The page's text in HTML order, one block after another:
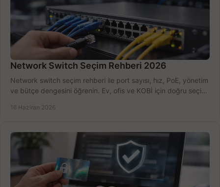
Network Switch Seçim Rehberi 2026
Network switch seçim rehberi ile port sayısı, hız, PoE, yönetim
ve bütçe dengesini öğrenin. Ev, ofis ve KOBİ için doğru seçimi
16 Haziran 2026